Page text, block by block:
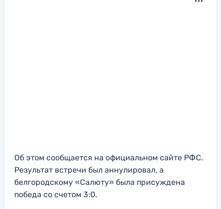
Об этом сообщается на официальном сайте РФС.
Результат встречи был аннулировал, а
белгородскому «Салюту» была присуждена
победа со счетом 3:0.